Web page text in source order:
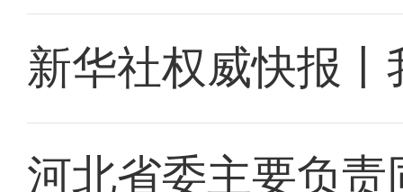
新华社权威快报
河北省委主要负